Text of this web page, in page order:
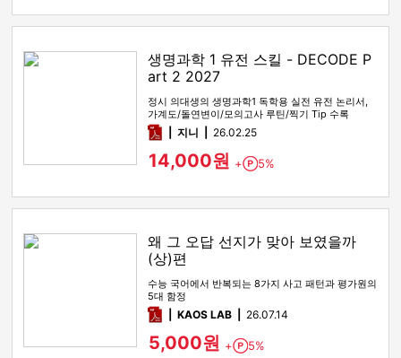
생명과학 1 유전 스킬 - DECODE P
art 2 2027
정시 의대생의 생명과학1 독학용 실전 유전 논리서,
가계도/돌연변이/모의고사 루틴/찍기 Tip 수록
pdf지니 26.02.25
14,000원 + Point
5%
왜 그 오답 선지가 맞아 보였을까
(상)편
수능 국어에서 반복되는 8가지 사고 패턴과 평가원의
5대 함정
pdfKAOS LAB 26.07.14
5,000원 + Point
5%